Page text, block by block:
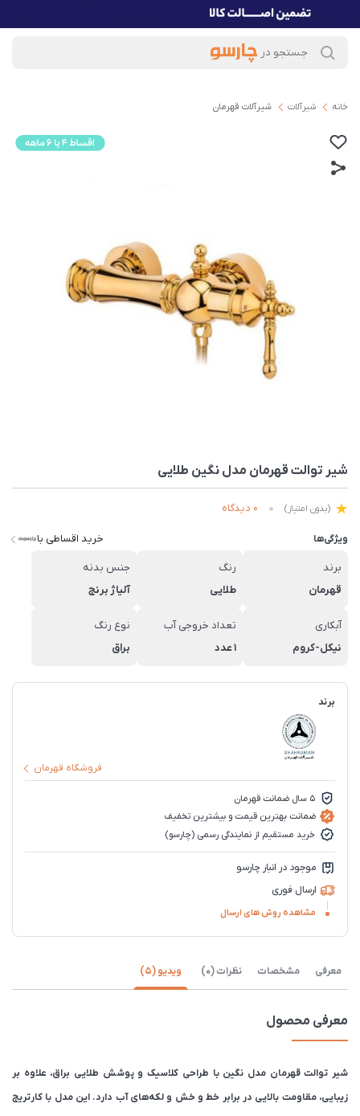
خانه شیرآلات شیرآلات قهرمان
شیر توالت قهرمان مدل نگین طلایی
(بدون امتیاز) 0 دیدگاه
ویژگی‌ها خرید اقساطی با
برند
قهرمان
رنگ
طلایی
جنس بدنه
آلیاژ برنج
آبکاری
نیکل-کروم
تعداد خروجی آب
1 عدد
نوع رنگ
براق
برند
فروشگاه قهرمان
5 سال ضمانت قهرمان
ضمانت بهترین قیمت و بیشترین تخفیف
خرید مستقیم از نمایندگی رسمی (چارسو)
موجود در انبار چارسو
ارسال فوری
مشاهده روش های ارسال
معرفی مشخصات نظرات (0) ویدیو (5)
معرفی محصول
شیر توالت قهرمان مدل نگین با طراحی کلاسیک و پوشش طلایی براق، علاوه بر
زیبایی، مقاومت بالایی در برابر خط و خش و لکه‌های آب دارد. این مدل با کارتریج